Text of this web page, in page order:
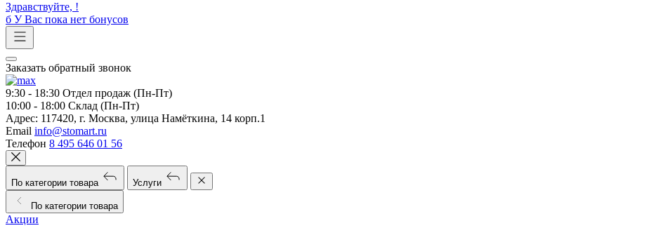
Здравствуйте, !
б У Вас пока нет бонусов
Заказать обратный звонок
9:30 - 18:30 Отдел продаж (Пн-Пт)
10:00 - 18:00 Склад (Пн-Пт)
Адрес: 117420, г. Москва, улица Намёткина, 14 корп.1
Email info@stomart.ru
Телефон 8 495 646 01 56
По категории товара Услуги
По категории товара
Акции